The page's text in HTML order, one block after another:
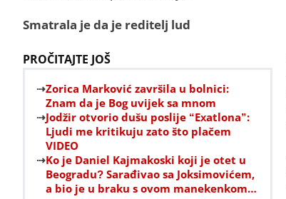
Smatrala je da je reditelj lud
PROČITAJTE JOŠ
Zorica Marković završila u bolnici:
Znam da je Bog uvijek sa mnom
Jodžir otvorio dušu poslije “Exatlona”:
Ljudi me kritikuju zato što plačem
VIDEO
Ko je Daniel Kajmakoski koji je otet u
Beogradu? Sarađivao sa Joksimovićem,
a bio je u braku s ovom manekenkom…